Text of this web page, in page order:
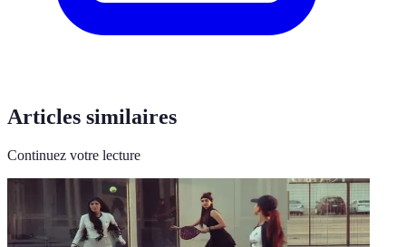
Articles similaires
Continuez votre lecture